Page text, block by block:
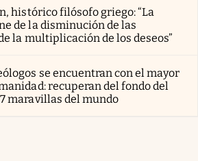
histórico filósofo griego: “La
de la disminución de las
la multiplicación de los deseos”
se encuentran con el mayor
recuperan del fondo del
maravillas del mundo